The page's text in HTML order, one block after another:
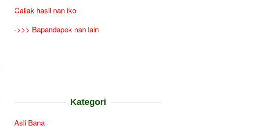
Caliak hasil nan iko
->>> Bapandapek nan lain
Kategori
Asli Bana